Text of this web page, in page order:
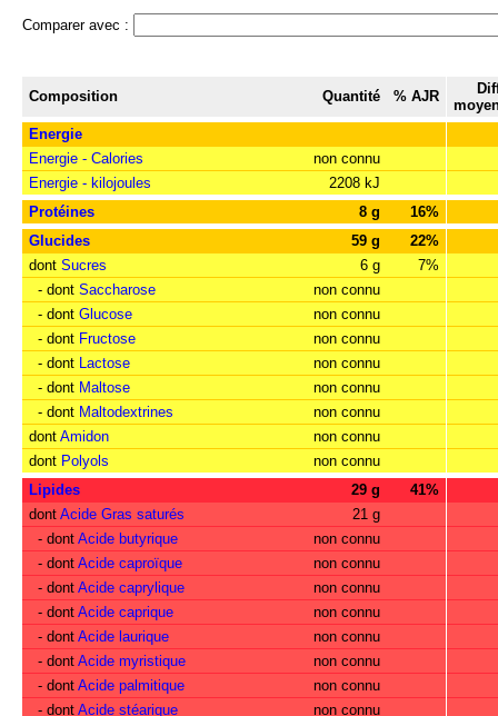
Comparer avec :
Composition Quantité % AJR
Energie
Energie - Calories
non connu
Energie - kilojoules
2208 kJ
Protéines
8 g
16%
Glucides
59 g
22%
dont Sucres 6 g
7%
- dont Saccharose
non connu
- dont Glucose
non connu
- dont Fructose
non connu
- dont Lactose
non connu
- dont Maltose
non connu
- dont Maltodextrines
non connu
dont Amidon
non connu
dont Polyols
non connu
Lipides
29 g
41%
dont Acide Gras saturés
21 g
- dont Acide butyrique
non connu
- dont Acide caproïque
non connu
- dont Acide caprylique
non connu
- dont Acide caprique
non connu
- dont Acide laurique
non connu
- dont Acide myristique
non connu
- dont Acide palmitique
non connu
- dont Acide stéarique non connu